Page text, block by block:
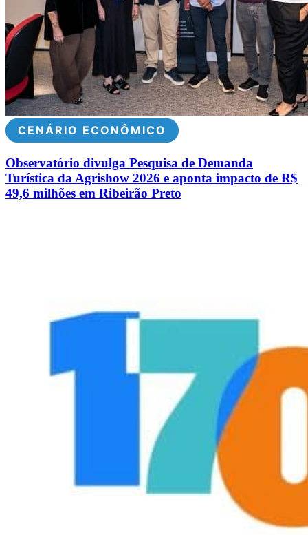
CENÁRIO ECONÔMICO
Observatório divulga Pesquisa de Demanda
Turística da Agrishow 2026 e aponta impacto de R$
49,6 milhões em Ribeirão Preto